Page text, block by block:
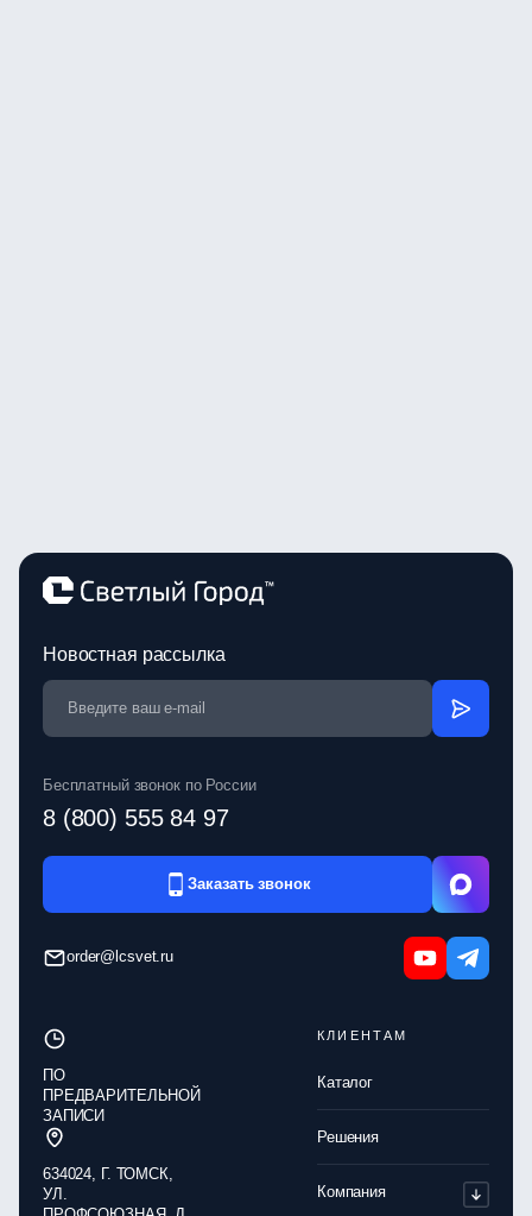
Новостная рассылка
Бесплатный звонок по России
8 (800) 555 84 97
Заказать звонок
order@lcsvet.ru
КЛИЕНТАМ
Каталог
Решения
Компания
ПО
ПРЕДВАРИТЕЛЬНОЙ
ЗАПИСИ
634024, Г. ТОМСК,
УЛ.